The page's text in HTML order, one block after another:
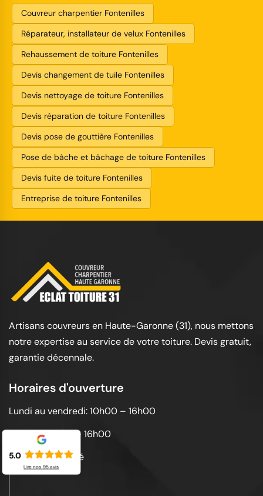
Couvreur charpentier Fontenilles
Réparateur, installateur de velux Fontenilles
Rehaussement de toiture Fontenilles
Devis changement de tuile Fontenilles
Devis nettoyage de toiture Fontenilles
Devis réparation de toiture Fontenilles
Devis pose de gouttière Fontenilles
Pose de bâche et bâchage de toiture Fontenilles
Devis fuite de toiture Fontenilles
Entreprise de toiture Fontenilles
Artisans couvreurs en Haute-Garonne (31), nous mettons
notre expertise au service de votre toiture. Devis gratuit,
garantie décennale.
Horaires d'ouverture
Lundi au vendredi: 10h00 – 16h00
Samedi: 10h00 – 16h00
Dimanche: Fermé
5.0
Lire nos 95avis